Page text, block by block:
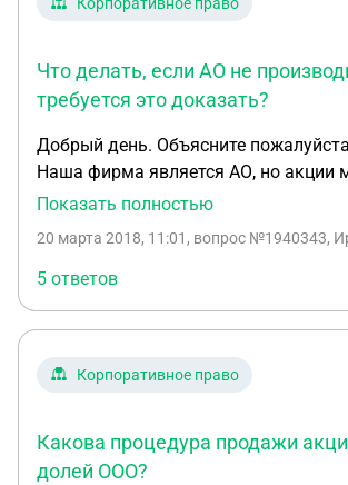
Что делать, если АО не
требуется это доказать?
Добрый день. Объясните пожалуйста, что делать.
Наша фирма является АО, но акции
печатаем. Было письмо из Центра
смогли предоставить такой
их не выдаем и не печатаем. У нас
фирма, всего 4 человека
приходит телеграмма на получение
случае? Как доказать, что мы не
Показать полностью
20 марта 2018, 11:01 , вопрос №1940343,
5 ответов
Корпоративное право
Какова процедура продажи
долей ООО?